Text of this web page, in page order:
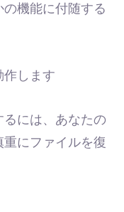
機能に付随する
作します
には、あなたの
にファイルを復